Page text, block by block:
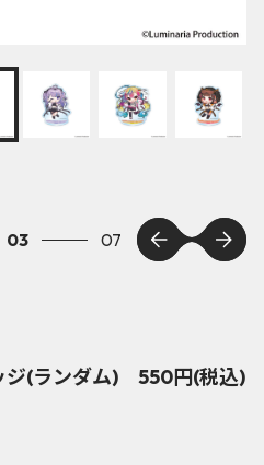
03 07
ジ(ランダム) 550円(税込)